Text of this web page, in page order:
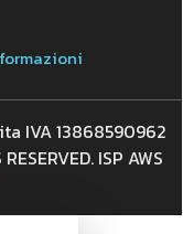
IVA 13868590962
ISP AWS